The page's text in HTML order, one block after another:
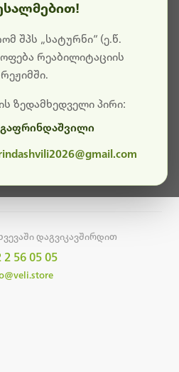
ამჟამად
განახლება და ტექნიკური
იქნება. გმადლობთ
დაგვიკავშირდით
2 56 05 05
შპს „სატურნი“ (ე.წ.
რეაბილიტაციის
რეჟიმში.
ზედამხედველი პირი: